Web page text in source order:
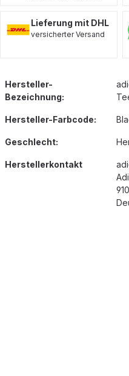
Lieferung mit DHL
versicherter Versand
Hersteller-
Bezeichnung:
Hersteller-Farbcode:
Geschlecht:
Herstellerkontakt